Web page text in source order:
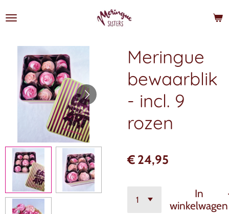
direct
hoofdinhoud
Meringue
bewaarblik
- incl. 9
rozen
€ 24,95
In
winkelwagen